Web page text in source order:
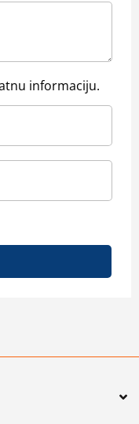
informaciju.